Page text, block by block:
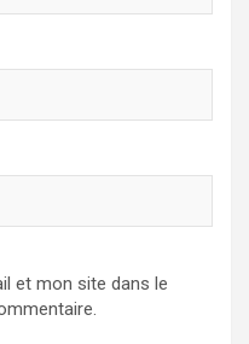
et mon site dans le